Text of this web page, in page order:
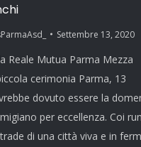
Settembre 13, 2020
Reale Mutua Parma Mezza
cerimonia Parma, 13
dovuto essere la
per eccellenza. Coi
di una città viva e in